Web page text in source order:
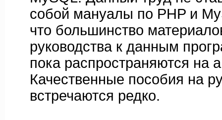
собой мануалы по PHP и
что большинство
руководства к данным
пока распространяются на
Качественные пособия на
встречаются редко.